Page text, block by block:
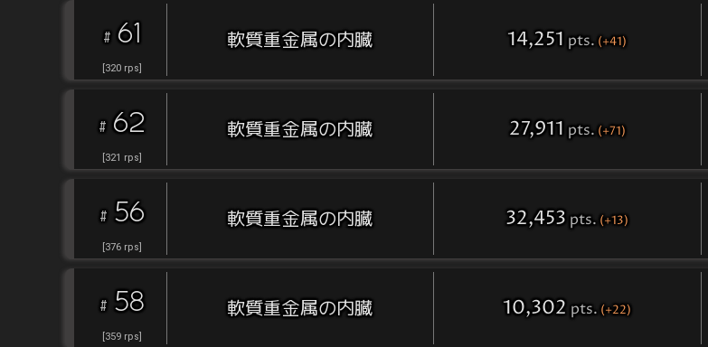
# 61
[320 rps]
軟質重金属の内臓 14,251 pts. (+41)
# 62
[321 rps]
軟質重金属の内臓 27,911 pts. (+71)
# 56
[376 rps]
軟質重金属の内臓 32,453 pts. (+13)
# 58
[359 rps]
軟質重金属の内臓 10,302 pts. (+22)